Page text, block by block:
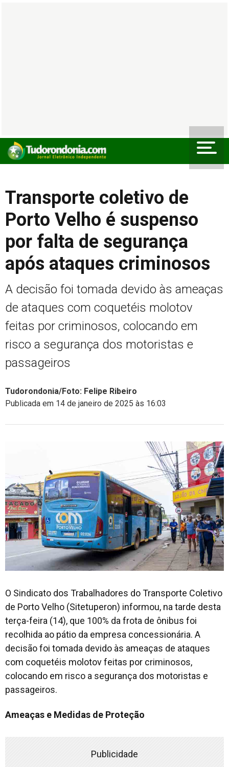
Transporte coletivo de
Porto Velho é suspenso
por falta de segurança
após ataques criminosos
A decisão foi tomada devido às ameaças
de ataques com coquetéis molotov
feitas por criminosos, colocando em
risco a segurança dos motoristas e
passageiros
Tudorondonia/Foto: Felipe Ribeiro
Publicada em 14 de janeiro de 2025 às 16:03
O Sindicato dos Trabalhadores do Transporte Coletivo
de Porto Velho (Sitetuperon) informou, na tarde desta
terça-feira (14), que 100% da frota de ônibus foi
recolhida ao pátio da empresa concessionária. A
decisão foi tomada devido às ameaças de ataques
com coquetéis molotov feitas por criminosos,
colocando em risco a segurança dos motoristas e
passageiros.
Ameaças e Medidas de Proteção
Publicidade